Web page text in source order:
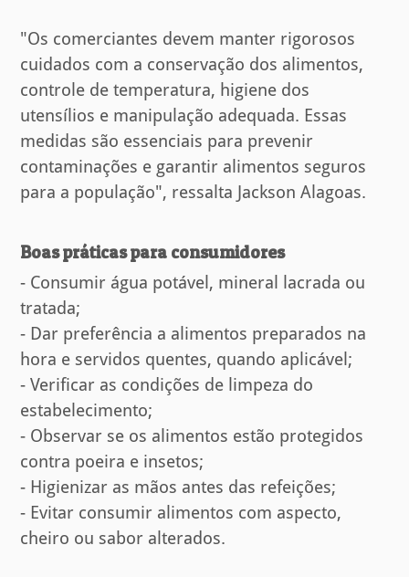
"Os comerciantes devem manter rigorosos
cuidados com a conservação dos alimentos,
controle de temperatura, higiene dos
utensílios e manipulação adequada. Essas
medidas são essenciais para prevenir
contaminações e garantir alimentos seguros
para a população", ressalta Jackson Alagoas.
Boas práticas para consumidores
- Consumir água potável, mineral lacrada ou
tratada;
- Dar preferência a alimentos preparados na
hora e servidos quentes, quando aplicável;
- Verificar as condições de limpeza do
estabelecimento;
- Observar se os alimentos estão protegidos
contra poeira e insetos;
- Higienizar as mãos antes das refeições;
- Evitar consumir alimentos com aspecto,
cheiro ou sabor alterados.